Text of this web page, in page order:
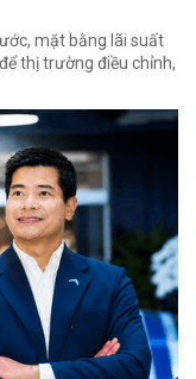
mặt bằng lãi suất
thị trường điều chỉnh,